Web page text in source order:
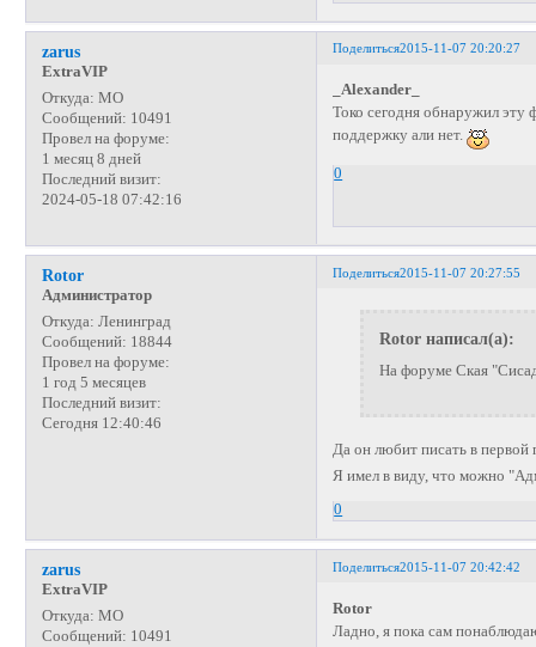
Поделиться2015-11-07 20:20:27
zarus
ExtraVIP
Откуда: МО
Сообщений: 10491
Провел на форуме:
1 месяц 8 дней
Последний визит:
2024-05-18 07:42:16
_Alexander_
Токо сегодня обнаружил эту
поддержку али нет.
0
Поделиться2015-11-07 20:27:55
Rotor
Администратор
Откуда: Ленинград
Сообщений: 18844
Провел на форуме:
1 год 5 месяцев
Последний визит:
Сегодня 12:40:46
Rotor написал(а):
На форуме Ская
Да он любит писать в
Я имел в виду, что можно
0
Поделиться2015-11-07 20:42:42
zarus
ExtraVIP
Откуда: МО
Сообщений: 10491
Rotor
Ладно, я пока сам